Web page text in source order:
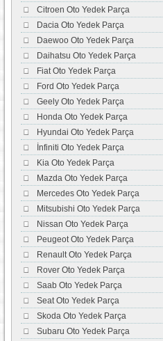
Citroen Oto Yedek Parça
Dacia Oto Yedek Parça
Daewoo Oto Yedek Parça
Daihatsu Oto Yedek Parça
Fiat Oto Yedek Parça
Ford Oto Yedek Parça
Geely Oto Yedek Parça
Honda Oto Yedek Parça
Hyundai Oto Yedek Parça
İnfiniti Oto Yedek Parça
Kia Oto Yedek Parça
Mazda Oto Yedek Parça
Mercedes Oto Yedek Parça
Mitsubishi Oto Yedek Parça
Nissan Oto Yedek Parça
Peugeot Oto Yedek Parça
Renault Oto Yedek Parça
Rover Oto Yedek Parça
Saab Oto Yedek Parça
Seat Oto Yedek Parça
Skoda Oto Yedek Parça
Subaru Oto Yedek Parça